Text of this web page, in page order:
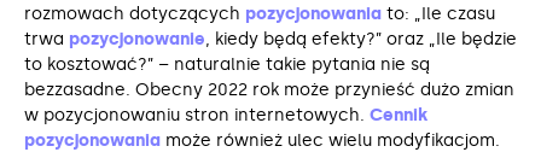
rozmowach dotyczących pozycjonowania to: „Ile czasu
trwa pozycjonowanie, kiedy będą efekty?” oraz „Ile będzie
to kosztować?” – naturalnie takie pytania nie są
bezzasadne. Obecny 2022 rok może przynieść dużo zmian
w pozycjonowaniu stron internetowych. Cennik
pozycjonowania może również ulec wielu modyfikacjom.